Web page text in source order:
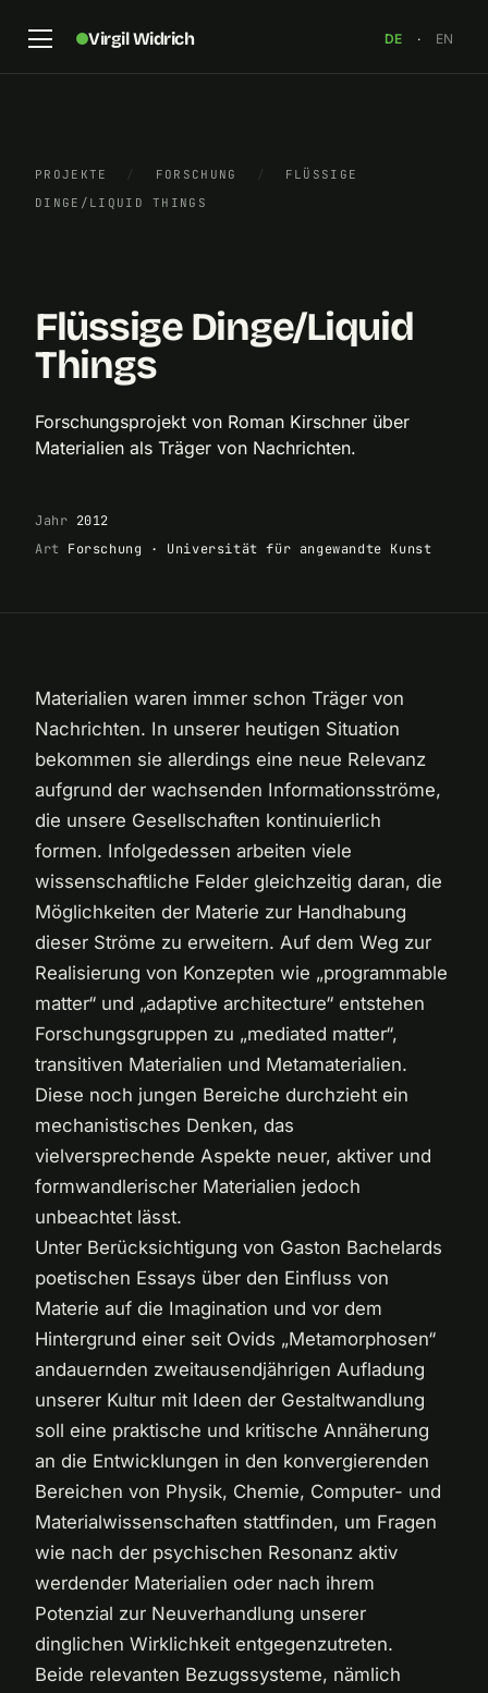
Virgil Widrich DE · EN
PROJEKTE / FORSCHUNG /
FLÜSSIGE
DINGE/LIQUID THINGS
„Maelstrom“, Roman Kirschner, 2010
Flüssige Dinge/Liquid
Things
Forschungsprojekt von Roman Kirschner über
Materialien als Träger von Nachrichten.
Jahr 2012
Art
Forschung · Universität für angewandte Kunst
Materialien waren immer schon Träger von
Nachrichten. In unserer heutigen Situation
bekommen sie allerdings eine neue Relevanz
aufgrund der wachsenden Informationsströme,
die unsere Gesellschaften kontinuierlich
formen. Infolgedessen arbeiten viele
wissenschaftliche Felder gleichzeitig daran, die
Möglichkeiten der Materie zur Handhabung
dieser Ströme zu erweitern. Auf dem Weg zur
Realisierung von Konzepten wie „programmable
matter“ und „adaptive architecture“ entstehen
Forschungsgruppen zu „mediated matter“,
transitiven Materialien und Metamaterialien.
Diese noch jungen Bereiche durchzieht ein
mechanistisches Denken, das
vielversprechende Aspekte neuer, aktiver und
formwandlerischer Materialien jedoch
unbeachtet lässt.
Unter Berücksichtigung von Gaston Bachelards
poetischen Essays über den Einfluss von
Materie auf die Imagination und vor dem
Hintergrund einer seit Ovids „Metamorphosen“
andauernden zweitausendjährigen Aufladung
unserer Kultur mit Ideen der Gestaltwandlung
soll eine praktische und kritische Annäherung
an die Entwicklungen in den konvergierenden
Bereichen von Physik, Chemie, Computer- und
Materialwissenschaften stattfinden, um Fragen
wie nach der psychischen Resonanz aktiv
werdender Materialien oder nach ihrem
Potenzial zur Neuverhandlung unserer
dinglichen Wirklichkeit entgegenzutreten.
Beide relevanten Bezugssysteme, nämlich